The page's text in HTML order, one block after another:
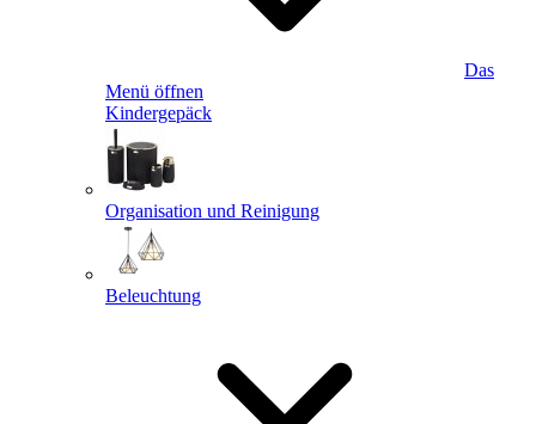
Das
Menü öffnen
Kindergepäck
Organisation und Reinigung
Beleuchtung